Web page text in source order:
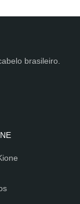
brasileiro.